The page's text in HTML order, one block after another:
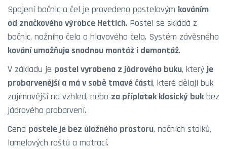
Spojení bočnic a čel je provedeno postelovým kováním
od značkového výrobce Hettich. Postel se skládá z
bočnic, nožního čela a hlavového čela. Systém závěsného
kování umožňuje snadnou montáž i demontáž.
V základu je postel vyrobena z jádrového buku, kterýje
probarvenější a má v sobě tmavé části, které dělají buk
zajímavější na vzhled, nebo za příplatek klasický bukbez
jádrového probarvení.
Cena postele je bez úložného prostoru, nočních stolků,
lamelových roštů a matrací.